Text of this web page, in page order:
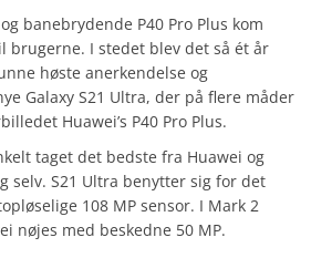
banebrydende P40 Pro Plus kom
I stedet blev det så ét år
høste anerkendelse og
Galaxy S21 Ultra, der på flere måder
Huawei’s P40 Pro Plus.
taget det bedste fra Huawei og
selv. S21 Ultra benytter sig for det
108 MP sensor. I Mark 2
nøjes med beskedne 50 MP.